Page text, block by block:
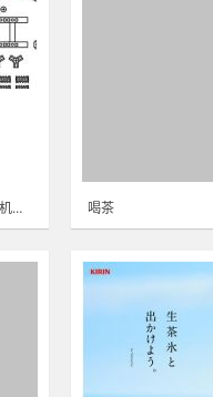
实践机器人编程- LEGO Mindstorms EV3目标机器人! 喝茶